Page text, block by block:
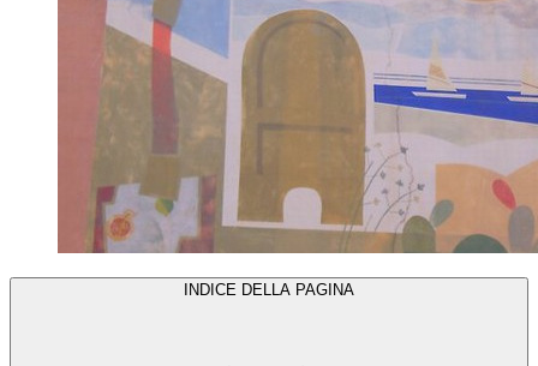
INDICE DELLA PAGINA